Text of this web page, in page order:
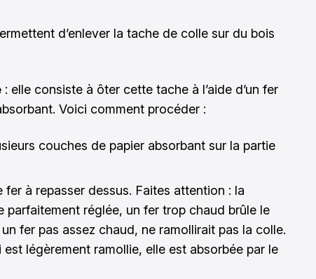
d’enlever la tache de colle sur du bois
: elle consiste à ôter cette tache à l’aide d’un fer
Voici comment procéder :
couches de papier absorbant sur la partie
fer à repasser dessus. Faites attention : la
parfaitement réglée, un fer trop chaud brûle le
fer pas assez chaud, ne ramollirait pas la colle.
légèrement ramollie, elle est absorbée par le